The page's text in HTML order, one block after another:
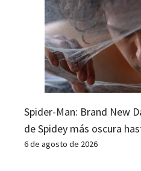
Spider-Man: Brand New
de Spidey más oscura
6 de agosto de 2026